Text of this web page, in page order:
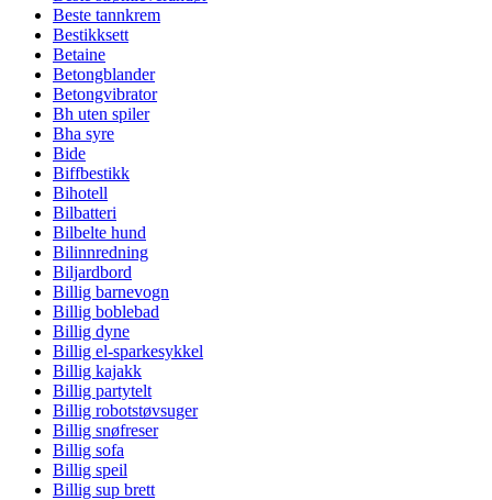
Beste tannkrem
Bestikksett
Betaine
Betongblander
Betongvibrator
Bh uten spiler
Bha syre
Bide
Biffbestikk
Bihotell
Bilbatteri
Bilbelte hund
Bilinnredning
Biljardbord
Billig barnevogn
Billig boblebad
Billig dyne
Billig el-sparkesykkel
Billig kajakk
Billig partytelt
Billig robotstøvsuger
Billig snøfreser
Billig sofa
Billig speil
Billig sup brett